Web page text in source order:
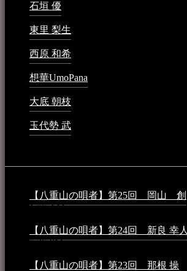
石垣 優
東里 梨生
西原 和希
想華UmoPana
大底 朝枝
玉代勢 武
【八重山の唄者】第25回 岡山 創
1:50 AM
【八重山の唄者】第24回 新良 幸人
5:29 PM
【八重山の唄者】第23回 那根 操